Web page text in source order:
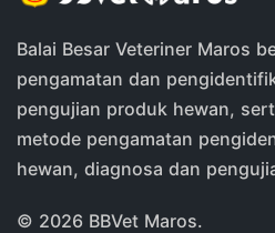
Balai Besar Veteriner Maros
pengamatan dan
pengujian produk hewan,
metode pengamatan
hewan, diagnosa dan
© 2026 BBVet Maros.